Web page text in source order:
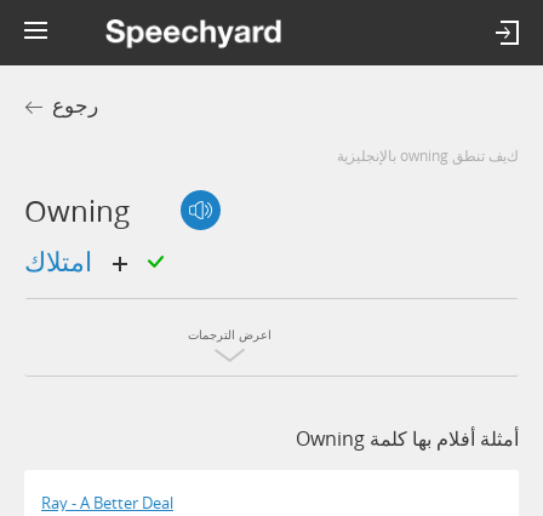
رجوع
كيف تنطق owning بالإنجليزية
Owning
اعرض الترجمات
أمثلة أفلام بها كلمة Owning
Ray - A Better Deal